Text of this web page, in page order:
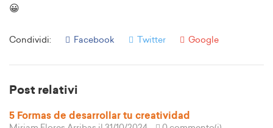
😀
Condividi: Facebook Twitter Google
Post relativi
5 Formas de desarrollar tu creatividad